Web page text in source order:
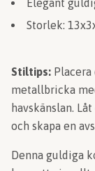
Elegant
Storlek:
Stiltips:
metallbricka
havskänslan.
och skapa en
Denna guldiga